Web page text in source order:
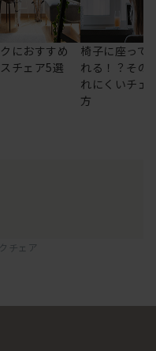
におすすめ
チェア5選
椅子に座って
れる！？その
れにくいチェ
方
チェア